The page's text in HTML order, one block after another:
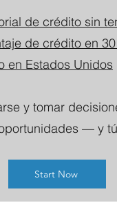
de crédito sin
de crédito en
en Estados Unidos
y tomar
— y
Start Now